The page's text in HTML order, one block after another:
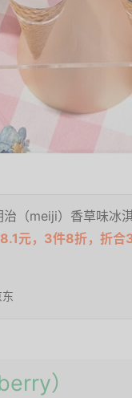
治（meiji）香草味冰
元，3件8折，折
东
）